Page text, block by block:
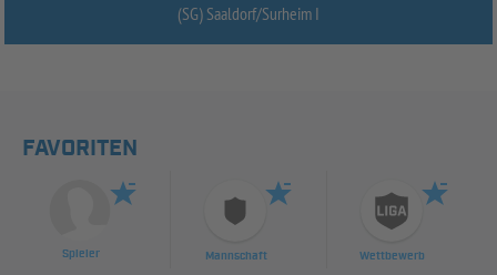
(SG) Saaldorf/Surheim I
FAVORITEN
Spieler Mannschaft Wettbewerb